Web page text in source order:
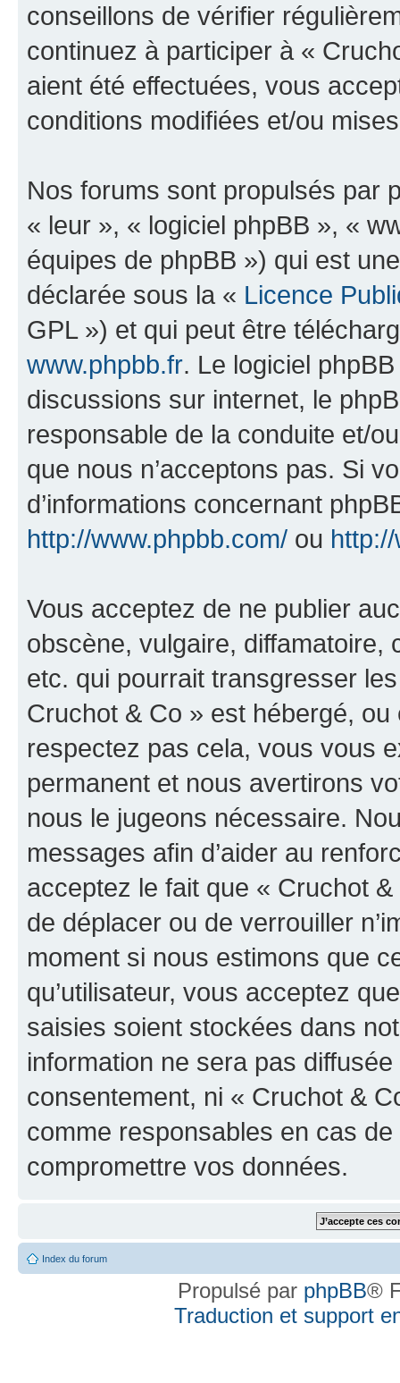
conseillons de vérifier
continuez à participer à «
aient été effectuées, vous
conditions modifiées et/ou
Nos forums sont propulsés par
« leur », « logiciel phpBB », «
équipes de phpBB ») qui est
déclarée sous la « Licence
GPL ») et qui peut être
www.phpbb.fr. Le logiciel
discussions sur internet, le
responsable de la conduite et/
que nous n’acceptons pas. Si
d’informations concernant
http://www.phpbb.com/ ou
Vous acceptez de ne publier
obscène, vulgaire, diffamatoire,
etc. qui pourrait transgresser
Cruchot & Co » est hébergé,
respectez pas cela, vous vous
permanent et nous avertirons
nous le jugeons nécessaire.
messages afin d’aider au
acceptez le fait que « Cruchot
de déplacer ou de verrouiller
moment si nous estimons que
qu’utilisateur, vous acceptez
saisies soient stockées dans
information ne sera pas
consentement, ni « Cruchot &
comme responsables en cas
compromettre vos données.
Index du forum
Propulsé par phpBB®
Traduction et support